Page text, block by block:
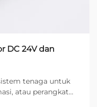
DC 24V dan
tenaga untuk
atau perangkat